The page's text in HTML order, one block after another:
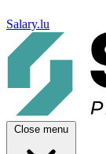
Salary.lu
Close menu